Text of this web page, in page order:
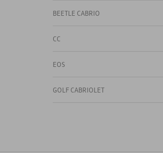
BEETLE CABRIO
CC
EOS
GOLF CABRIOLET